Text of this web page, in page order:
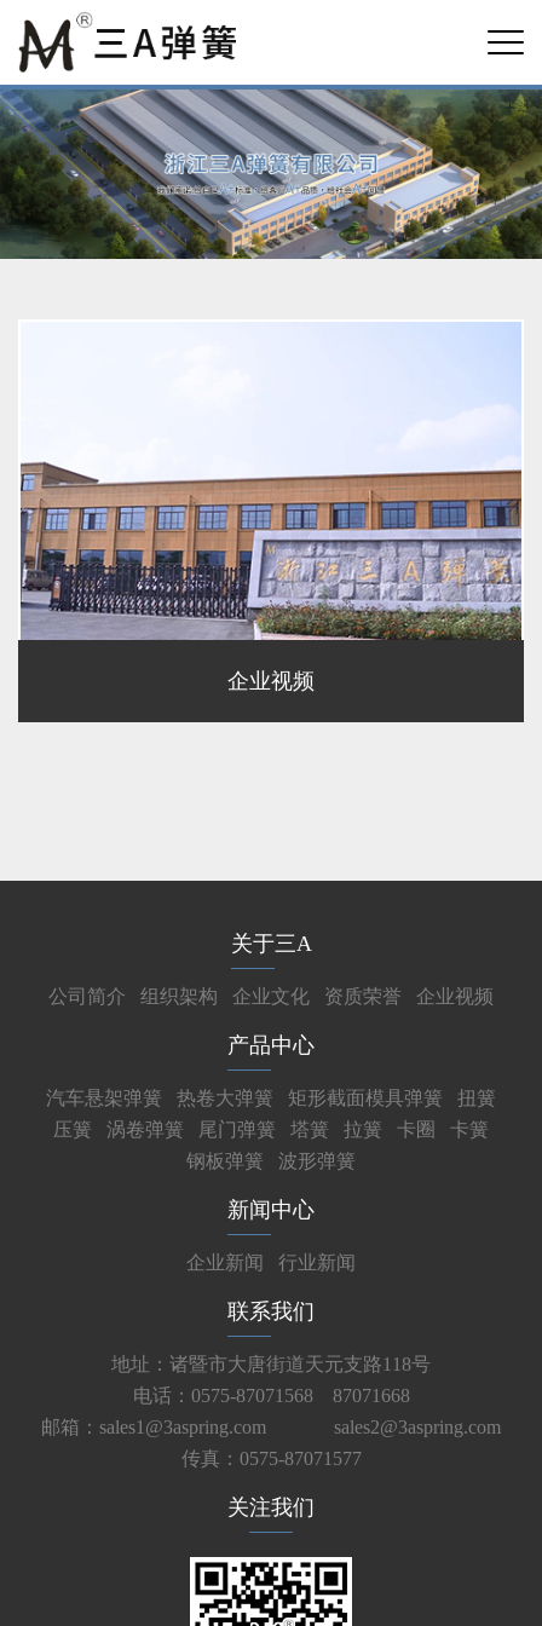
企业视频
关于三A
公司简介 组织架构 企业文化 资质荣誉 企业视频
产品中心
汽车悬架弹簧 热卷大弹簧 矩形截面模具弹簧
扭簧
压簧
涡卷弹簧 尾门弹簧 塔簧 拉簧 卡圈
卡簧
钢板弹簧
波形弹簧
新闻中心
企业新闻 行业新闻
联系我们
地址：诸暨市大唐街道天元支路118号
电话：0575-87071568 87071668
邮箱：sales1@3aspring.com
sales2@3aspring.com
传真：0575-87071577
关注我们